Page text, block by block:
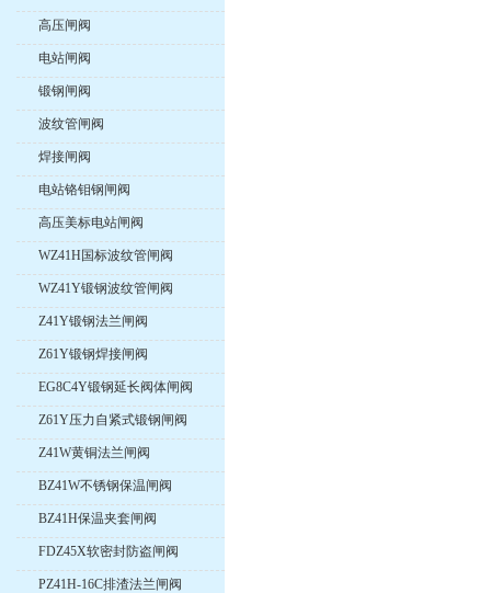
高压闸阀
电站闸阀
锻钢闸阀
波纹管闸阀
焊接闸阀
电站铬钼钢闸阀
高压美标电站闸阀
WZ41H国标波纹管闸阀
WZ41Y锻钢波纹管闸阀
Z41Y锻钢法兰闸阀
Z61Y锻钢焊接闸阀
EG8C4Y锻钢延长阀体闸阀
Z61Y压力自紧式锻钢闸阀
Z41W黄铜法兰闸阀
BZ41W不锈钢保温闸阀
BZ41H保温夹套闸阀
FDZ45X软密封防盗闸阀
PZ41H-16C排渣法兰闸阀